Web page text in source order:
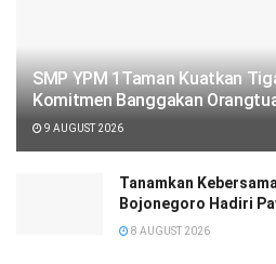
SMP YPM 1Taman Kuatkan
Komitmen Banggakan
9 AUGUST 2026
Tanamkan
Bojonegoro Hadiri
8 AUGUST 2026